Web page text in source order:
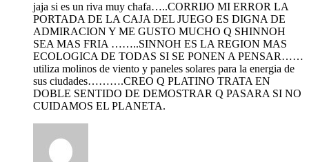
jaja si es un riva muy chafa…..CORRIJO MI ERROR LA
PORTADA DE LA CAJA DEL JUEGO ES DIGNA DE
ADMIRACION Y ME GUSTO MUCHO Q SHINNOH
SEA MAS FRIA ……..SINNOH ES LA REGION MAS
ECOLOGICA DE TODAS SI SE PONEN A PENSAR……
utiliza molinos de viento y paneles solares para la energia de
sus ciudades……….CREO Q PLATINO TRATA EN
DOBLE SENTIDO DE DEMOSTRAR Q PASARA SI NO
CUIDAMOS EL PLANETA.